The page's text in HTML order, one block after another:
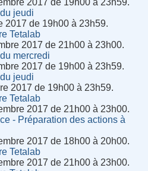
2017 de 19h00 à 23h59.
jeudi
2017 de 19h00 à 23h59.
Tetalab
2017 de 21h00 à 23h00.
mercredi
2017 de 19h00 à 23h59.
jeudi
2017 de 19h00 à 23h59.
Tetalab
2017 de 21h00 à 23h00.
- Préparation des actions à
2017 de 18h00 à 20h00.
Tetalab
2017 de 21h00 à 23h00.